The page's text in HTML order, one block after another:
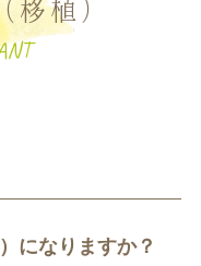
植）
になりますか？